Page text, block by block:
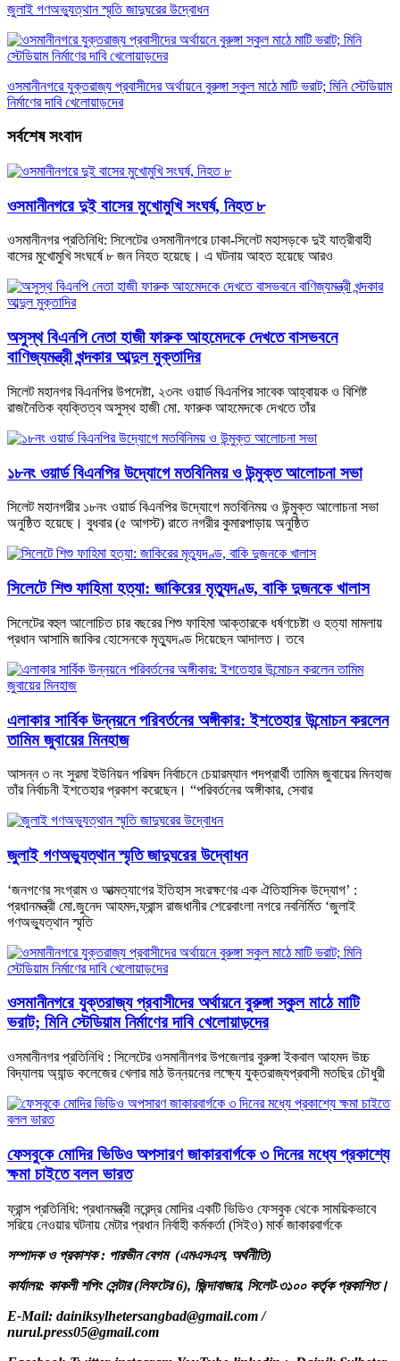
জুলাই গণঅভ্যুত্থান স্মৃতি জাদুঘরের উদ্বোধন
ওসমানীনগরে যুক্তরাজ্য প্রবাসীদের অর্থায়নে বুরুঙ্গা স্কুল মাঠে মাটি ভরাট; মিনি স্টেডিয়াম
নির্মাণের দাবি খেলোয়াড়দের
সর্বশেষ সংবাদ
ওসমানীনগরে দুই বাসের মুখোমুখি সংঘর্ষ, নিহত ৮
ওসমানীনগর প্রতিনিধি: সিলেটের ওসমানীনগরে ঢাকা-সিলেট মহাসড়কে দুই যাত্রীবাহী
বাসের মুখোমুখি সংঘর্ষে ৮ জন নিহত হয়েছে। এ ঘটনায় আহত হয়েছে আরও
অসুস্থ বিএনপি নেতা হাজী ফারুক আহমেদকে দেখতে বাসভবনে
বাণিজ্যমন্ত্রী খন্দকার আব্দুল মুক্তাদির
সিলেট মহানগর বিএনপির উপদেষ্টা, ২৩নং ওয়ার্ড বিএনপির সাবেক আহ্বায়ক ও বিশিষ্ট
রাজনৈতিক ব্যক্তিত্ব অসুস্থ হাজী মো. ফারুক আহমেদকে দেখতে তাঁর
১৮নং ওয়ার্ড বিএনপির উদ্যোগে মতবিনিময় ও উন্মুক্ত আলোচনা সভা
সিলেট মহানগরীর ১৮নং ওয়ার্ড বিএনপির উদ্যোগে মতবিনিময় ও উন্মুক্ত আলোচনা সভা
অনুষ্ঠিত হয়েছে। বুধবার (৫ আগস্ট) রাতে নগরীর কুমারপাড়ায় অনুষ্ঠিত
সিলেটে শিশু ফাহিমা হত্যা: জাকিরের মৃত্যুদণ্ড, বাকি দুজনকে খালাস
সিলেটের বহুল আলোচিত চার বছরের শিশু ফাহিমা আক্তারকে ধর্ষণচেষ্টা ও হত্যা মামলায়
প্রধান আসামি জাকির হোসেনকে মৃত্যুদণ্ড দিয়েছেন আদালত। তবে
এলাকার সার্বিক উন্নয়নে পরিবর্তনের অঙ্গীকার: ইশতেহার উন্মোচন করলেন
তামিম জুবায়ের মিনহাজ
আসন্ন ৩ নং সুরমা ইউনিয়ন পরিষদ নির্বাচনে চেয়ারম্যান পদপ্রার্থী তামিম জুবায়ের মিনহাজ
তাঁর নির্বাচনী ইশতেহার প্রকাশ করেছেন। “পরিবর্তনের অঙ্গীকার, সেবার
জুলাই গণঅভ্যুত্থান স্মৃতি জাদুঘরের উদ্বোধন
‘জনগণের সংগ্রাম ও আত্মত্যাগের ইতিহাস সংরক্ষণের এক ঐতিহাসিক উদ্যোগ’ :
প্রধানমন্ত্রী মো.জুনেদ আহমদ,ফ্রান্স রাজধানীর শেরেবাংলা নগরে নবনির্মিত ‘জুলাই
গণঅভ্যুত্থান স্মৃতি
ওসমানীনগরে যুক্তরাজ্য প্রবাসীদের অর্থায়নে বুরুঙ্গা স্কুল মাঠে মাটি
ভরাট; মিনি স্টেডিয়াম নির্মাণের দাবি খেলোয়াড়দের
ওসমানীনগর প্রতিনিধি : সিলেটের ওসমানীনগর উপজেলার বুরুঙ্গা ইকবাল আহমদ উচ্চ
বিদ্যালয় অ্যান্ড কলেজের খেলার মাঠ উন্নয়নের লক্ষ্যে যুক্তরাজ্যপ্রবাসী মতছির চৌধুরী
ফেসবুকে মোদির ভিডিও অপসারণ জাকারবার্গকে ৩ দিনের মধ্যে প্রকাশ্যে
ক্ষমা চাইতে বলল ভারত
ফ্রান্স প্রতিনিধি: প্রধানমন্ত্রী নরেন্দ্র মোদির একটি ভিডিও ফেসবুক থেকে সাময়িকভাবে
সরিয়ে নেওয়ার ঘটনায় মেটার প্রধান নির্বাহী কর্মকর্তা (সিইও) মার্ক জাকারবার্গকে
সম্পাদক ও প্রকাশক : পারভীন বেগম (এমএসএস, অর্থনীতি)
কার্যালয়: কাকলী শপিং সেন্টার (লিফটের 6), জিন্দাবাজার, সিলেট-৩১০০ কর্তৃক প্রকাশিত।
E-Mail: dainiksylhetersangbad@gmail.com /
nurul.press05@gmail.com